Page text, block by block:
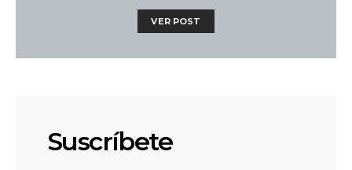
VER POST
Suscríbete